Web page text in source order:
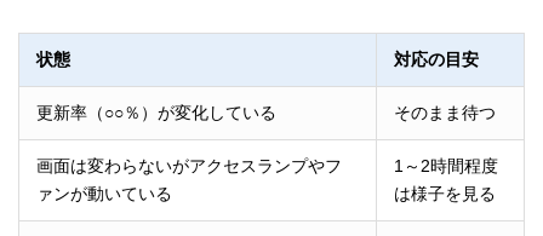
状態 対応の目安
更新率（○○％）が変化している そのまま待つ
画面は変わらないがアクセスランプやフ
ァンが動いている
1～2時間程度
は様子を見る